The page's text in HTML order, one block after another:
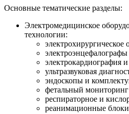
Основные тематические разделы:
Электромедицинское
технологии:
электрохирургическое
электроэнцефалографы
электрокардиография
ультразвуковая
эндоскопы и
фетальный мониторинг
респираторное и
реанимационные блоки